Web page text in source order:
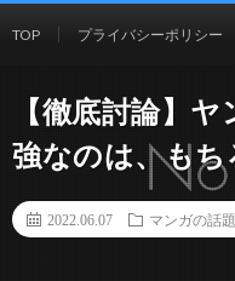
TOP プライバシーポリシー
【徹底討論】
強なのは、もち
2022.06.07 マンガの話